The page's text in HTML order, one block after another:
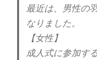
最近は、男性の
なりました。
【女性】
成人式に参加す